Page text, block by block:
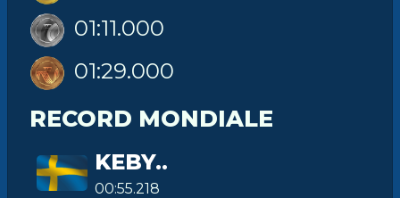
01:11.000
01:29.000
RECORD MONDIALE
KEBY..
00:55.218